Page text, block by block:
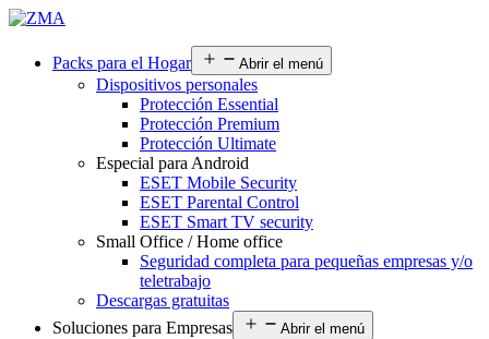
Packs para el Hogar Abrir el menú
Dispositivos personales
Protección Essential
Protección Premium
Protección Ultimate
Especial para Android
ESET Mobile Security
ESET Parental Control
ESET Smart TV security
Small Office / Home office
Seguridad completa para pequeñas empresas y/o
teletrabajo
Descargas gratuitas
Soluciones para Empresas
Abrir el menú